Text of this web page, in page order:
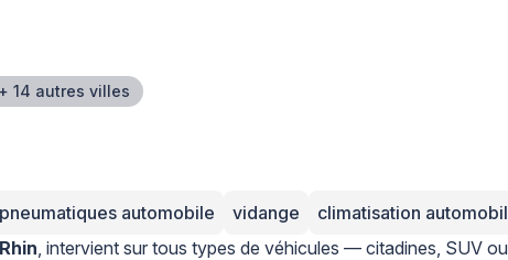
+ 14 autres villes
pneumatiques automobile vidange
climatisation
, intervient sur tous types de véhicules — citadines, SUV